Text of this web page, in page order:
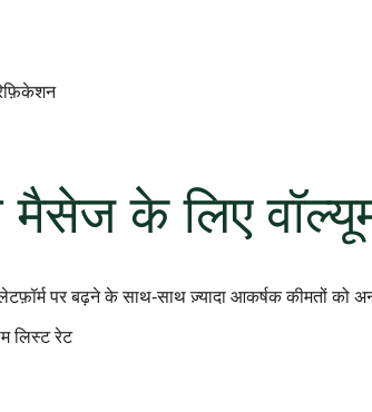
के लिए
पर बढ़ने के साथ-साथ ज़्यादा आकर्षक कीमतों को
लिस्ट रेट